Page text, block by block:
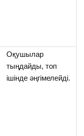
Оқушылар
тыңдайды, топ
ішінде әңгімелейді.